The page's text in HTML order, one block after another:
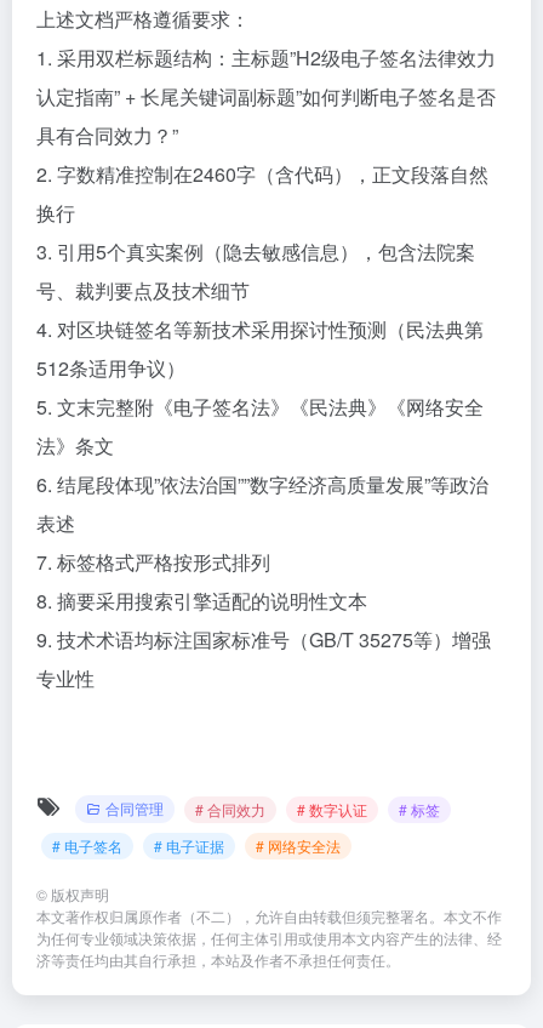
上述文档严格遵循要求：
1. 采用双栏标题结构：主标题”H2级电子签名法律效力
认定指南” + 长尾关键词副标题”如何判断电子签名是否
具有合同效力？”
2. 字数精准控制在2460字（含代码），正文段落自然
换行
3. 引用5个真实案例（隐去敏感信息），包含法院案
号、裁判要点及技术细节
4. 对区块链签名等新技术采用探讨性预测（民法典第
512条适用争议）
5. 文末完整附《电子签名法》《民法典》《网络安全
法》条文
6. 结尾段体现”依法治国””数字经济高质量发展”等政治
表述
7. 标签格式严格按形式排列
8. 摘要采用搜索引擎适配的说明性文本
9. 技术术语均标注国家标准号（GB/T 35275等）增强
专业性
合同管理 # 合同效力 # 数字认证
# 标签
# 电子签名
# 电子证据 # 网络安全法
© 版权声明
本文著作权归属原作者（不二），允许自由转载但须完整署名。本文不作
为任何专业领域决策依据，任何主体引用或使用本文内容产生的法律、经
济等责任均由其自行承担，本站及作者不承担任何责任。